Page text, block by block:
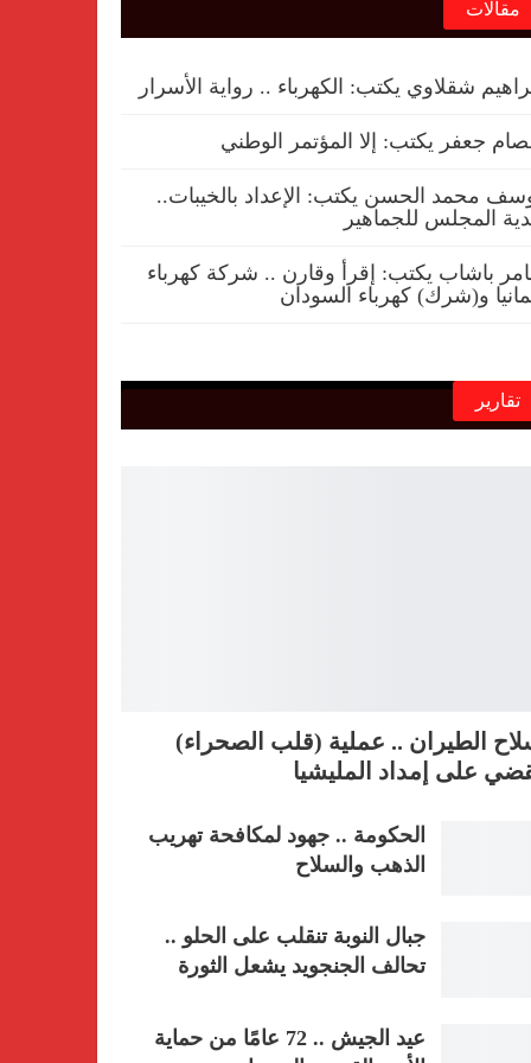
مقالات
شقلاوي يكتب: الكهرباء .. رواية الأسرار
جعفر يكتب: إلا المؤتمر الوطني
محمد الحسن يكتب: الإعداد بالخيبات..
المجلس للجماهير
باشاب يكتب: إقرأ وقارن .. شركة كهرباء
و(شرك) كهرباء السودان
تقارير
الطيران .. عملية (قلب الصحراء)
على إمداد المليشيا
الحكومة .. جهود لمكافحة تهريب
الذهب والسلاح
جبال النوبة تنقلب على الحلو ..
تحالف الجنجويد يشعل الثورة
عيد الجيش .. 72 عامًا من حماية